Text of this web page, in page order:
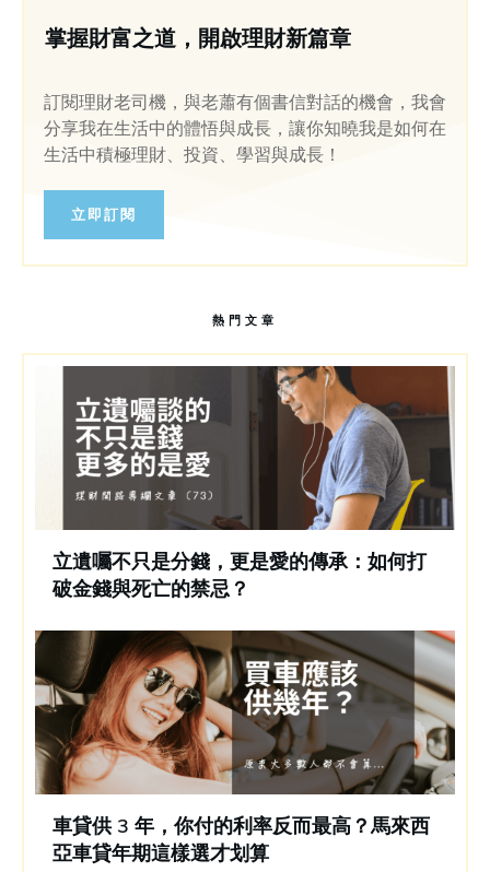
掌握財富之道，開啟理財新篇章
訂閱理財老司機，與老蕭有個書信對話的機會，我會
分享我在生活中的體悟與成長，讓你知曉我是如何在
生活中積極理財、投資、學習與成長！
立即訂閱
熱門文章
立遺囑不只是分錢，更是愛的傳承：如何打
破金錢與死亡的禁忌？
車貸供 3 年，你付的利率反而最高？馬來西
亞車貸年期這樣選才划算